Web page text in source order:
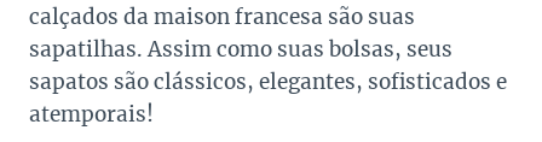
calçados da maison francesa são suas
sapatilhas. Assim como suas bolsas, seus
sapatos são clássicos, elegantes, sofisticados e
atemporais!